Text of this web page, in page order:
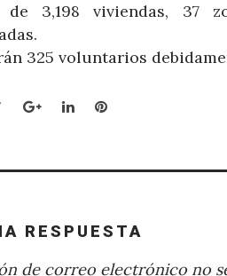
de 3,198 viviendas, 37
325 voluntarios
TwitterGoogle+LinkedInPinterest
RESPUESTA
de correo electrónico no